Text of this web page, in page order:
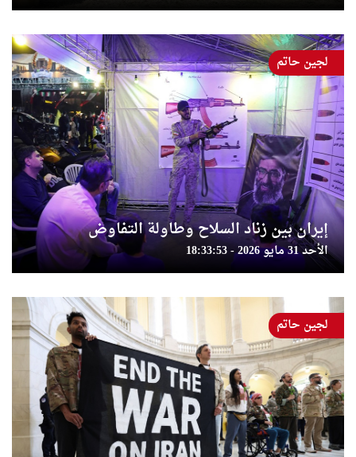
إيران بين زناد السلاح وطاولة التفاوض
الأحد 31 مايو 2026 - 18:33:53
لجين حاتم
لجين حاتم